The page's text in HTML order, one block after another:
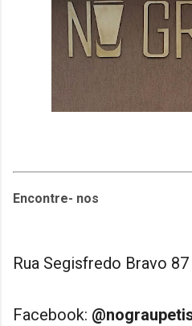
Encontre- nos
Rua Segisfredo Bravo
Facebook: